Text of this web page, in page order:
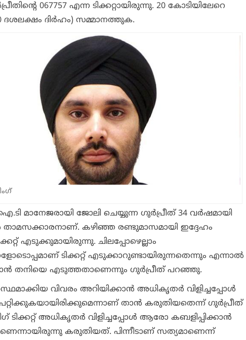
067757 എന്ന ടിക്കറ്റായിരുന്നു. 20 കോടിയിലേറെ
ദിര്‍ഹം) സമ്മാനത്തുക.
മാനേജരായി ജോലി ചെയ്യുന്ന ഗുര്‍പ്രീത് 34 വര്‍ഷമായി
കഴിഞ്ഞ രണ്ടുമാസമായി ഇദ്ദേഹം
എടുക്കുമായിരുന്നു. ചിലപ്പോഴെല്ലാം
ടിക്കറ്റ് എടുക്കാറുണ്ടായിരുന്നതെന്നും എന്നാല്‍
തനിയെ എടുത്തതാണെന്നും ഗുര്‍പ്രീത് പറഞ്ഞു.
വിവരം അറിയിക്കാന്‍ അധികൃതര്‍ വിളിച്ചപ്പോള്‍
താന്‍ കരുതിയതെന്ന് ഗുര്‍പ്രീത്
ടിക്കറ്റ് അധികൃതര്‍ വിളിച്ചപ്പോള്‍ ആരോ കബളിപ്പിക്കാന്‍
കരുതിയത്. പിന്നീടാണ് സത്യമാണെന്ന്